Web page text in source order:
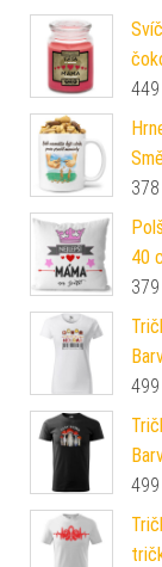
449
378
40
379
499
499